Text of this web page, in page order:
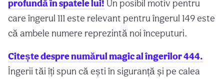
profundă în spatele lui! Un posibil motiv pentru
care îngerul 111 este relevant pentru îngerul 149 este
că ambele numere reprezintă noi începuturi.
Citește despre numărul magic al îngerilor 444.
Îngerii tăi îți spun că ești în siguranță și pe calea